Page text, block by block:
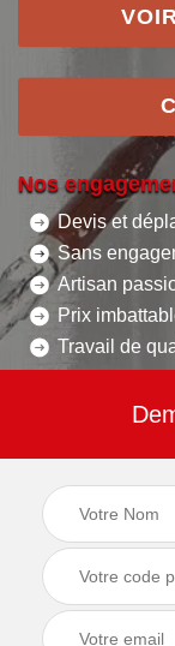
Nos
Devis et
Sans
Artisan
Prix
Travail de